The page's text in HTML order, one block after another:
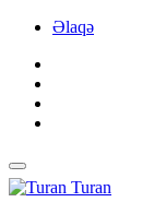
Əlaqə
Turan